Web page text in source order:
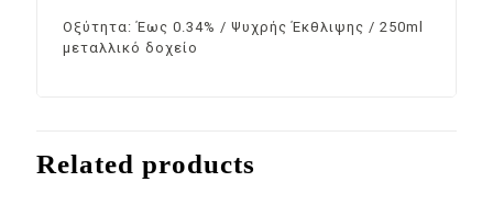
Οξύτητα: Έως 0.34% / Ψυχρής Έκθλιψης / 250ml
μεταλλικό δοχείο
Related products